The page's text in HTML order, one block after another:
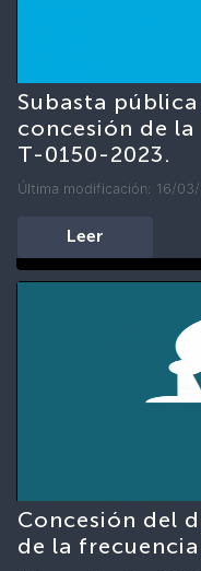
Subasta
concesión de
T-0150-2023.
Última modificación: 16/
Leer
Concesión del
de la